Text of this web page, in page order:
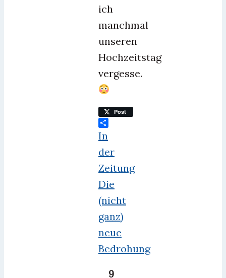
ich
manchmal
unseren
Hochzeitstag
vergesse.
Post
Teilen
In
der
Zeitung
Die
(nicht
ganz)
neue
Bedrohung
9